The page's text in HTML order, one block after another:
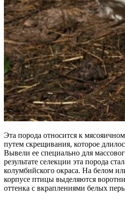
Эта порода относится к
путем скрещивания, которое
Вывели ее специально для
результате селекции эта порода
колумбийского окраса. На белом
корпусе птицы выделяются
оттенка с вкраплениями белых